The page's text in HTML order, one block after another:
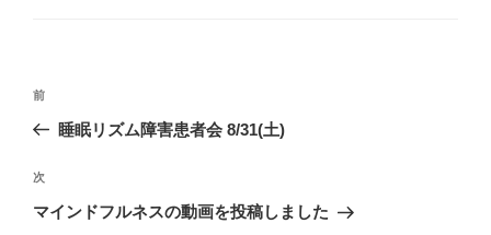
投
ビ
ゲ
前
の
稿
前
睡眠リズム障害患者会 8/31(土)
次
の
次
マインドフルネスの動画を投稿しました